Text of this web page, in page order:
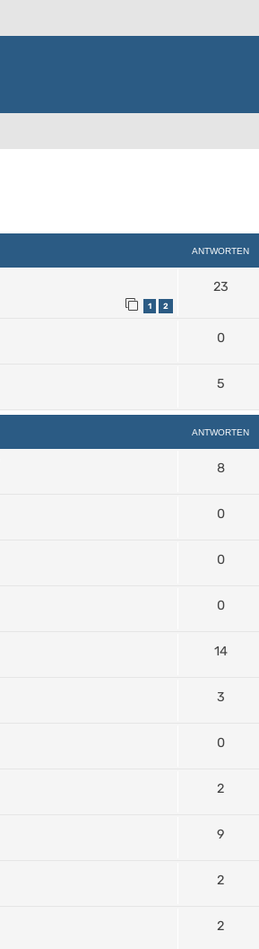
ANTWORTEN
1 2
23
0
5
ANTWORTEN
8
0
0
0
14
3
0
2
9
2
2